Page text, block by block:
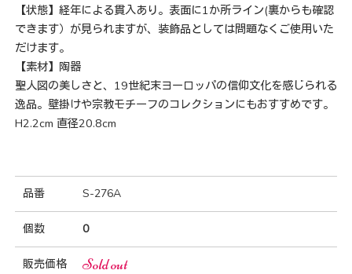
【状態】経年による貫入あり。表面に1か所ライン(裏からも確認
できます）が見られますが、装飾品としては問題なくご使用いた
だけます。
【素材】陶器
聖人図の美しさと、19世紀末ヨーロッパの信仰文化を感じられる
逸品。壁掛けや宗教モチーフのコレクションにもおすすめです。
H2.2cm 直径20.8cm
品番 S-276A
個数 0
販売価格 Sold out